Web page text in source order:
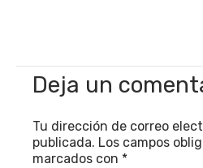
Deja un
Tu dirección de correo
publicada. Los campos
marcados con *